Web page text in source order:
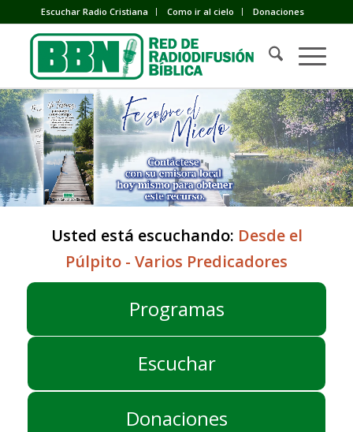
Escuchar Radio Cristiana Como ir al cielo Donaciones
Usted está escuchando: Desde el
Púlpito - Varios Predicadores
Programas
Escuchar
Donaciones